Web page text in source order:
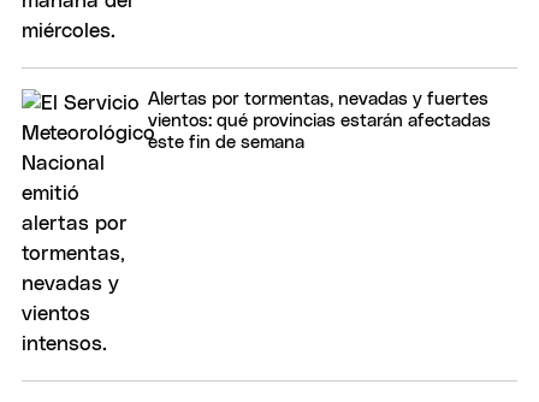
Alertas por tormentas, nevadas y fuertes
vientos: qué provincias estarán afectadas
este fin de semana